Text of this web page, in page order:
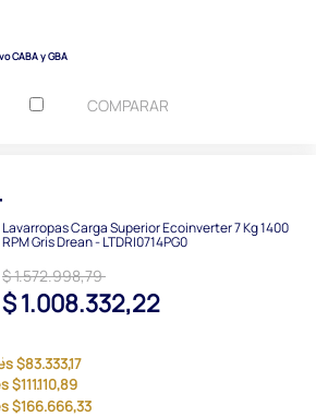
CABA y GBA
COMPARAR
Lavarropas Carga Superior Ecoinverter 7 Kg 1400
RPM Gris Drean - LTDRI0714PG0
$ 1.572.998,79
$ 1.008.332,22
$83.333,17
$166.666,33